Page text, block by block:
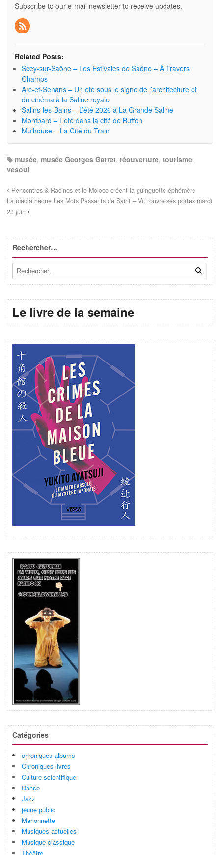
Subscribe to our e-mail newsletter to receive updates.
Related Posts:
Scey-sur-Saône – Les Estivales de Saône – À Travers
Champs
Arc-et-Senans – Un été sous le signe de l’architecture et
du cinéma à la Saline royale
Salins-les-Bains – L’été 2026 à La Grande Saline
Montbard – L’été dans la cité de Buffon
Mulhouse – La Cité du Train
musée, musée Georges Garret, réouverture, tourisme,
vesoul
Rencontres & Racines et le Moloco créent la guinguette éphémère
La médiathèque Les Mots Passants de Saint – Vit rouvre ses portes mardi
23 juin
Rechercher…
Le livre de la semaine
Catégories
chroniques albums
Chroniques livres
Culture scientifique
Danse
Jazz
jeune public
Marionnette
Musiques actuelles
Musique classique
Théâtre